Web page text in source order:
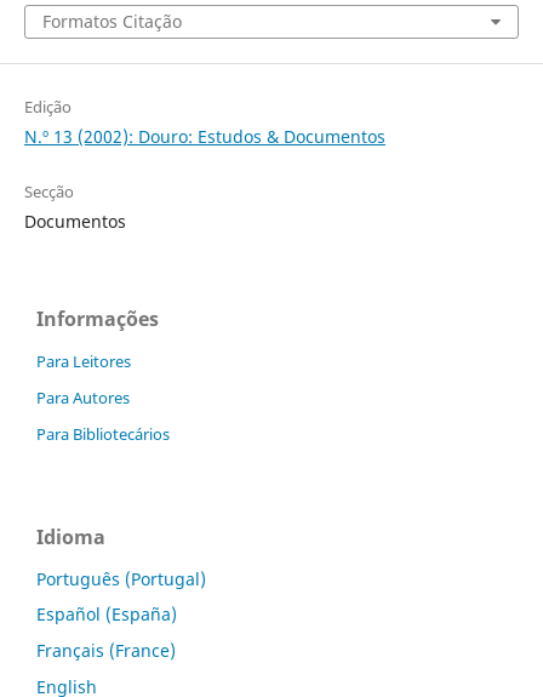
Formatos Citação
Edição
N.º 13 (2002): Douro: Estudos & Documentos
Secção
Documentos
Informações
Para Leitores
Para Autores
Para Bibliotecários
Idioma
Português (Portugal)
Español (España)
Français (France)
English